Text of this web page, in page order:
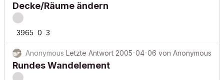
Decke/Räume ändern
3965 0 3
Anonymous Letzte Antwort 2005-04-06 von Anonymous
Rundes Wandelement